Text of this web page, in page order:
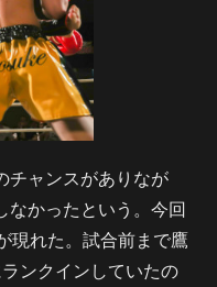
ャンスがありなが
なかったという。今回
現れた。試合前まで鷹
ンクインしていたの